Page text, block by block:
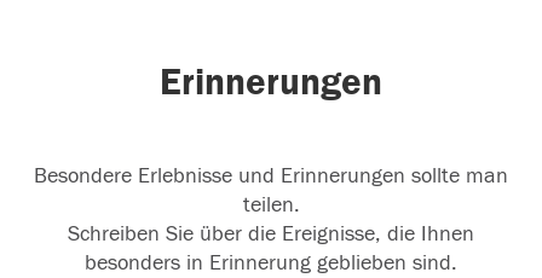
Erinnerungen
Besondere Erlebnisse und Erinnerungen sollte man
teilen.
Schreiben Sie über die Ereignisse, die Ihnen
besonders in Erinnerung geblieben sind.